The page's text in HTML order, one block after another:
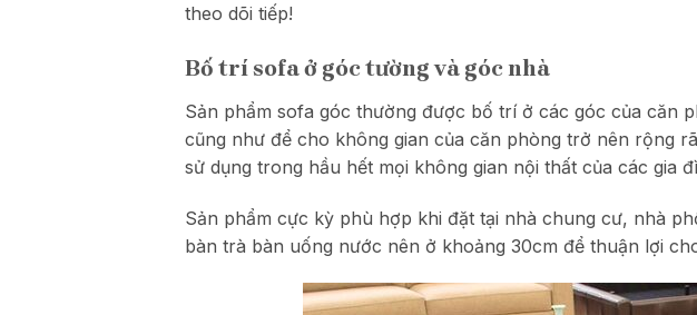
theo dõi tiếp!
Bố trí sofa ở góc tường và góc nhà
Sản phẩm sofa góc thường được bố trí ở các góc của căn
cũng như để cho không gian của căn phòng trở nên rộng
sử dụng trong hầu hết mọi không gian nội thất của các gia
Sản phẩm cực kỳ phù hợp khi đặt tại nhà chung cư, nhà
bàn trà bàn uống nước nên ở khoảng 30cm để thuận lợi